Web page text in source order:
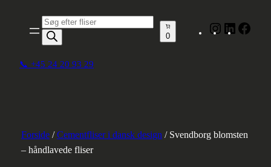
Produktsøgning
0
Instagram
LinkedIn
📞 +45 24 20 93 29
Forside/Cementfliser i dansk design / Svendborg blomsten
– håndlavede fliser